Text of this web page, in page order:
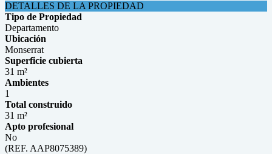
DETALLES DE LA PROPIEDAD
Tipo de Propiedad
Departamento
Ubicación
Monserrat
Superficie cubierta
31 m²
Ambientes
1
Total construido
31 m²
Apto profesional
No
(REF. AAP8075389)